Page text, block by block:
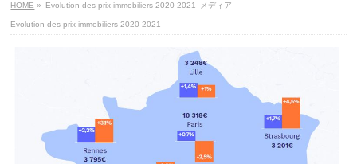
HOME » Evolution des prix immobiliers 2020-2021 メディア
Evolution des prix immobiliers 2020-2021